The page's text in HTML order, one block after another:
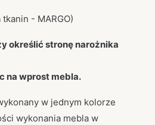
tkanin - MARGO)
określić stronę narożnika
na wprost mebla.
w jednym kolorze
wykonania mebla w